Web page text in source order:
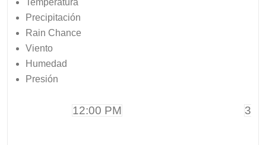
Precipitación
Rain Chance
Viento
Humedad
Presión
12:00 PM